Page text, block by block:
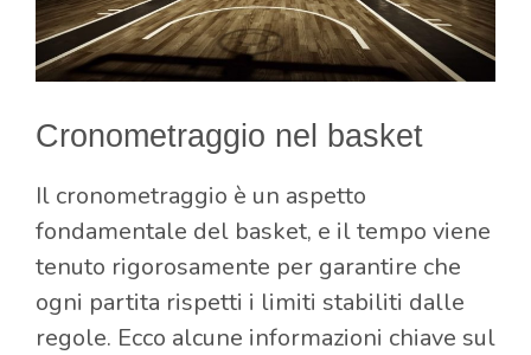
Cronometraggio nel basket
Il cronometraggio è un aspetto
fondamentale del basket, e il tempo viene
tenuto rigorosamente per garantire che
ogni partita rispetti i limiti stabiliti dalle
regole. Ecco alcune informazioni chiave sul